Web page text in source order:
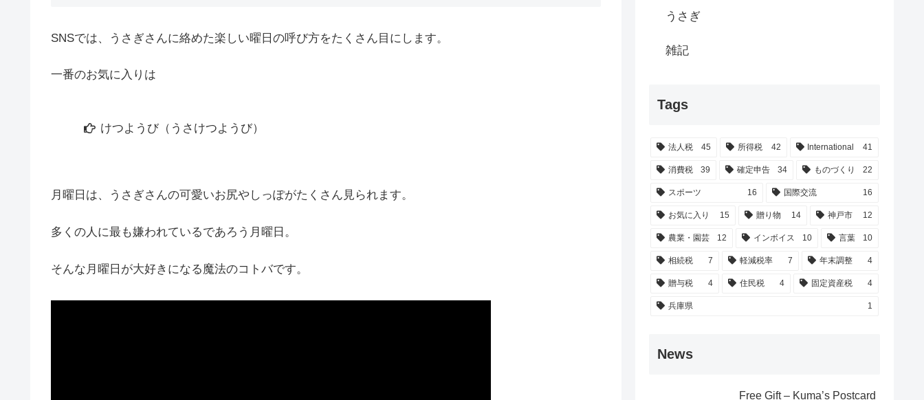
SNSでは、うさぎさんに絡めた楽しい曜日の呼び方をたくさん目にします。
一番のお気に入りは
けつようび（うさけつようび）
月曜日は、うさぎさんの可愛いお尻やしっぽがたくさん見られます。
多くの人に最も嫌われているであろう月曜日。
そんな月曜日が大好きになる魔法のコトバです。
うさぎ
雑記
Tags
法人税 45 所得税 42 International 41
消費税 39 確定申告 34 ものづくり 22
スポーツ 16 国際交流 16
お気に入り 15 贈り物 14 神戸市 12
農業・園芸 12 インボイス 10 言葉 10
相続税 7 軽減税率 7 年末調整 4
贈与税 4 住民税 4 固定資産税 4
兵庫県 1
News
Free Gift – Kuma’s Postcard